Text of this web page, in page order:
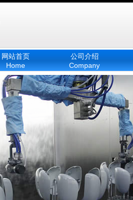
公司介绍
Company
网站首页
Home